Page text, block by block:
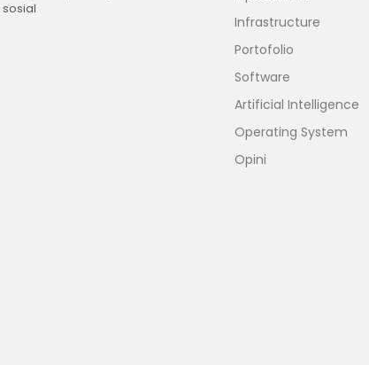
Infrastructure
Portofolio
Software
Artificial Intelligence
Operating System
Opini